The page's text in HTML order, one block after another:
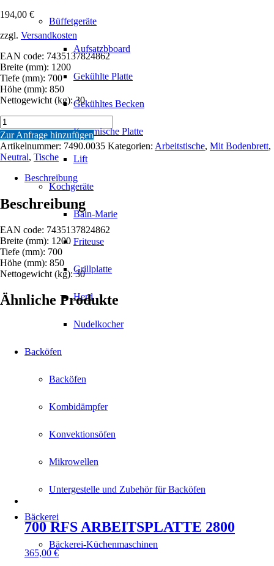
Büffetgeräte
Aufsatzbboard
Gekühlte Platte
Gekühltes Becken
Keramische Platte
Lift
Kochgeräte
Bain-Marie
Friteuse
Grillplatte
Herd
Nudelkocher
Backöfen
Backöfen
Kombidämpfer
Konvektionsöfen
Mikrowellen
Untergestelle und Zubehör für Backöfen
Bäckerei
Bäckerei-Küchenmaschinen
194,00 €
zzgl. Versandkosten
EAN code: 7435137824862
Breite (mm): 1200
Tiefe (mm): 700
Höhe (mm): 850
Nettogewicht (kg): 30
700
ARBEITSTISCH
GRUNDBODEN
DEMONTABEL
1200
Menge
Zur Anfrage hinzufügen
Artikelnummer: 7490.0035 Kategorien: Arbeitstische, Mit Bodenbrett,
Neutral, Tische
Beschreibung
Beschreibung
EAN code: 7435137824862
Breite (mm): 1200
Tiefe (mm): 700
Höhe (mm): 850
Nettogewicht (kg): 30
Ähnliche Produkte
700 RFS ARBEITSPLATTE 2800
365,00 €